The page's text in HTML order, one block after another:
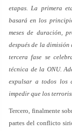
etapas. La primera
basará en los
meses de duración,
después de la
tercera fase se
técnica de la ONU.
expulsar a todos los
impedir que los
Tercero, finalmente
partes del conflicto